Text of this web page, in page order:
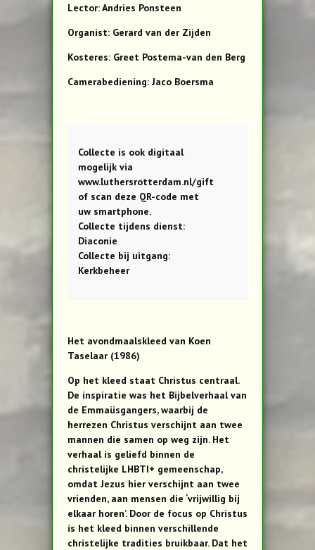
Lector: Andries Ponsteen
Organist: Gerard van der Zijden
Kosteres: Greet Postema-van den Berg
Camerabediening: Jaco Boersma
Collecte is ook digitaal
mogelijk via
www.luthersrotterdam.nl/gift
of scan deze QR-code met
uw smartphone.
Collecte tijdens dienst:
Diaconie
Collecte bij uitgang:
Kerkbeheer
Het avondmaalskleed van Koen
Taselaar (1986)
Op het kleed staat Christus centraal.
De inspiratie was het Bijbelverhaal van
de Emmaüsgangers, waarbij de
herrezen Christus verschijnt aan twee
mannen die samen op weg zijn. Het
verhaal is geliefd binnen de
christelijke LHBTI+ gemeenschap,
omdat Jezus hier verschijnt aan twee
vrienden, aan mensen die ‘vrijwillig bij
elkaar horen’. Door de focus op Christus
is het kleed binnen verschillende
christelijke tradities bruikbaar. Dat het